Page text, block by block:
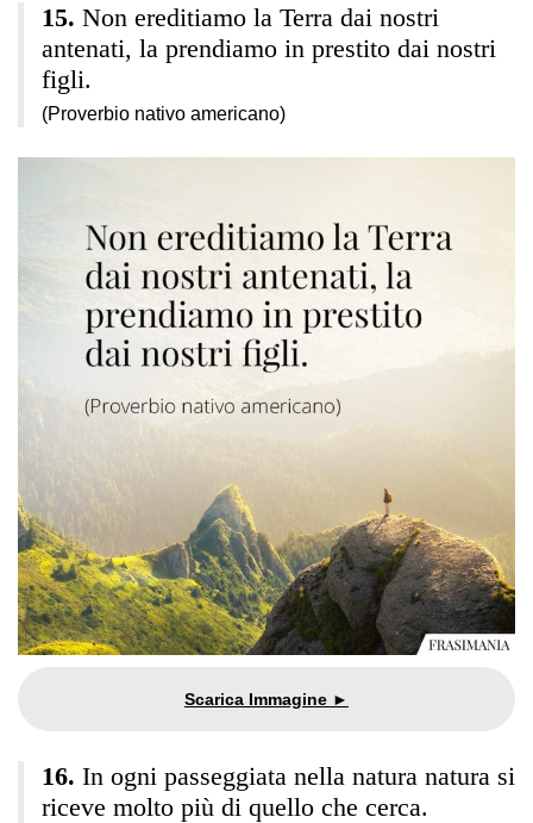
Non ereditiamo la Terra dai nostri
antenati, la prendiamo in prestito dai nostri
figli.
(Proverbio nativo americano)
In ogni passeggiata nella natura natura si
riceve molto più di quello che cerca.